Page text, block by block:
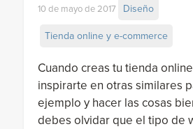
10 de mayo de 2017 Diseño
Tienda online y e-commerce
Cuando creas tu tienda
inspirarte en otras similares
ejemplo y hacer las cosas
debes olvidar que el tipo de